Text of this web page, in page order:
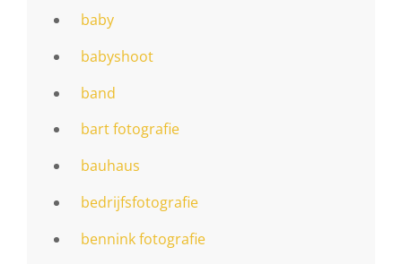
baby
babyshoot
band
bart fotografie
bauhaus
bedrijfsfotografie
bennink fotografie